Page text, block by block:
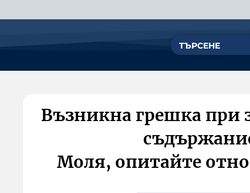
Възникна грешка при
Моля, опитайте